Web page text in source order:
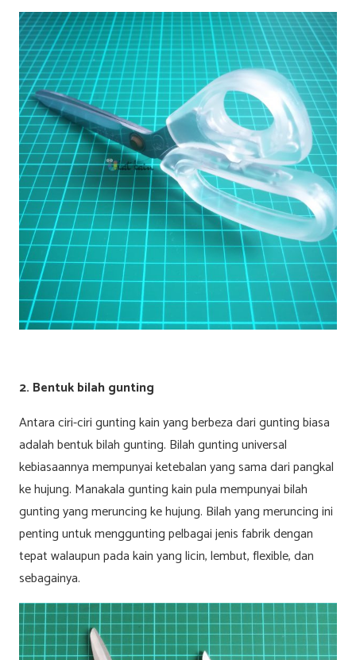
2. Bentuk bilah gunting
Antara ciri-ciri gunting kain yang berbeza dari gunting biasa
adalah bentuk bilah gunting. Bilah gunting universal
kebiasaannya mempunyai ketebalan yang sama dari pangkal
ke hujung. Manakala gunting kain pula mempunyai bilah
gunting yang meruncing ke hujung. Bilah yang meruncing ini
penting untuk menggunting pelbagai jenis fabrik dengan
tepat walaupun pada kain yang licin, lembut, flexible, dan
sebagainya.